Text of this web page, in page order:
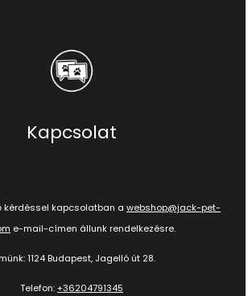
Kapcsolat
kérdéssel kapcsolatban a webshop@jack-pet-
e-mail-címen állunk rendelkezésre.
1124 Budapest, Jagelló út 28.
Telefon:+36204791345